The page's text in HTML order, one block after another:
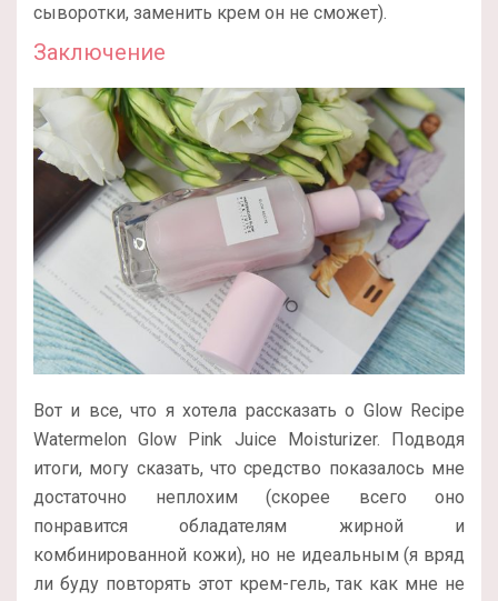
сыворотки, заменить крем он не сможет).
Заключение
Вот и все, что я хотела рассказать о Glow Recipe
Watermelon Glow Pink Juice Moisturizer. Подводя
итоги, могу сказать, что средство показалось мне
достаточно неплохим (скорее всего оно
понравится обладателям жирной и
комбинированной кожи), но не идеальным (я вряд
ли буду повторять этот крем-гель, так как мне не